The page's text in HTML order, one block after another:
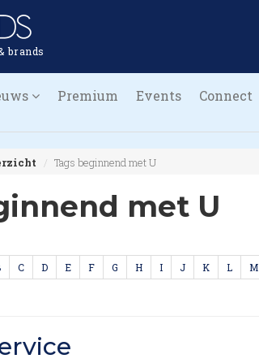
brands
Premium Events Connect
Tags beginnend met U
met U
C D E F G H I J K L M